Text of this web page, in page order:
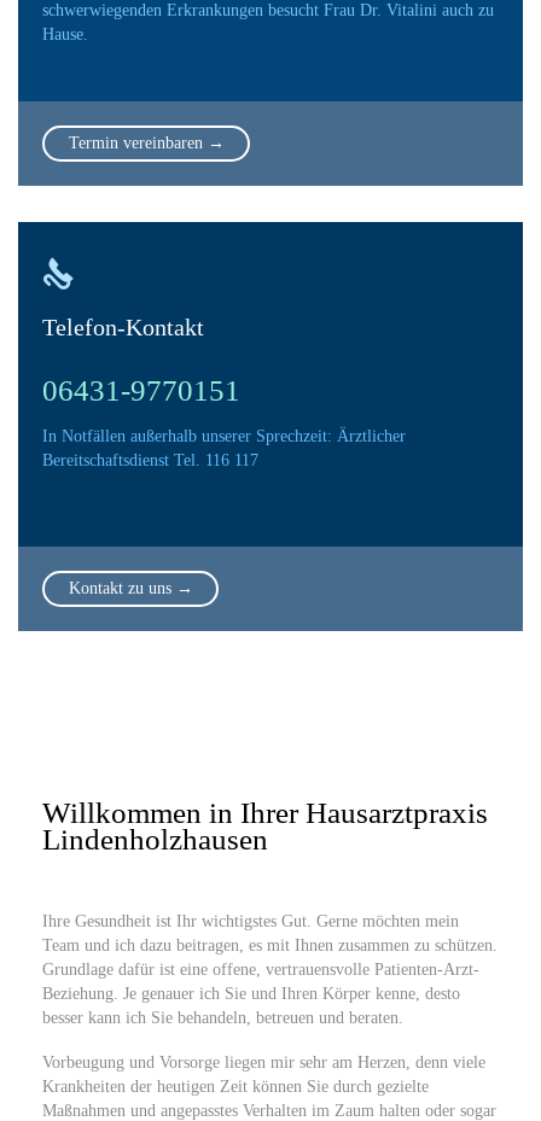
schwerwiegenden Erkrankungen besucht Frau Dr. Vitalini auch zu
Hause.
Termin vereinbaren →

Telefon-Kontakt
06431-9770151
In Notfällen außerhalb unserer Sprechzeit: Ärztlicher
Bereitschaftsdienst Tel. 116 117
Kontakt zu uns →
Willkommen in Ihrer Hausarztpraxis
Lindenholzhausen
Ihre Gesundheit ist Ihr wichtigstes Gut. Gerne möchten mein
Team und ich dazu beitragen, es mit Ihnen zusammen zu schützen.
Grundlage dafür ist eine offene, vertrauensvolle Patienten-Arzt-
Beziehung. Je genauer ich Sie und Ihren Körper kenne, desto
besser kann ich Sie behandeln, betreuen und beraten.
Vorbeugung und Vorsorge liegen mir sehr am Herzen, denn viele
Krankheiten der heutigen Zeit können Sie durch gezielte
Maßnahmen und angepasstes Verhalten im Zaum halten oder sogar